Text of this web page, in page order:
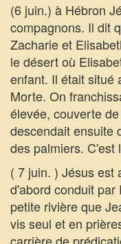
(6 juin.) à Hébron
compagnons. Il dit
Zacharie et
le désert où
enfant. Il était situé
Morte. On
élevée, couverte
descendait ensuite
des palmiers. C'est
( 7 juin. ) Jésus est
d'abord conduit
petite rivière que
vis seul et en